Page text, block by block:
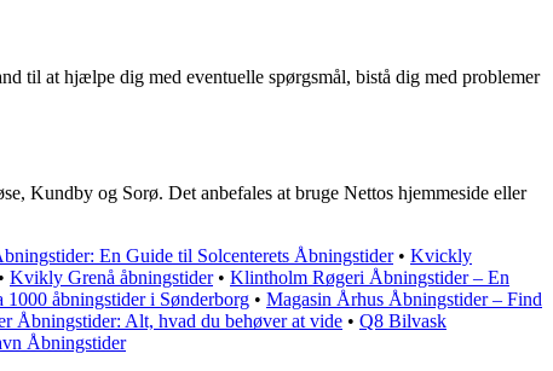
til at hjælpe dig med eventuelle spørgsmål, bistå dig med problemer
Kundby og Sorø. Det anbefales at bruge Nettos hjemmeside eller
En Guide til Solcenterets Åbningstider• Kvickly
• Kvikly Grenå åbningstider• Klintholm Røgeri Åbningstider – En
1000 åbningstider i Sønderborg • Magasin Århus Åbningstider – Find
Åbningstider: Alt, hvad du behøver at vide • Q8 Bilvask
Åbningstider